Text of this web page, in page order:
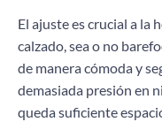
El ajuste es crucial a la
calzado, sea o no
de manera cómoda y
demasiada presión en
queda suficiente